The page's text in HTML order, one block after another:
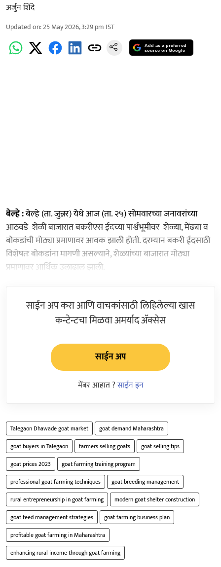
अर्जुन शिंदे
Updated on:25 May 2026, 3:29 pm IST
Add as a preferred
source on Google
बेल्हे :बेल्हे (ता. जुन्नर) येथे आज (ता. २५) सोमवारच्या जनावरांच्या
आठवडे शेळी बाजारात बकरीएस ईदच्या पार्श्वभूमीवर शेळ्या, मेंढ्या व
बोकडांची मोठ्या प्रमाणावर आवक झाली होती. दरम्यान बकरी ईदसाठी
विशेषतः बोकडांना मागणी असल्याने, शेळ्यांच्या बाजारात मोठ्या
प्रमाणावर आर्थिक उलाढाल झाली.
साईन अप करा आणि वाचकांसाठी लिहिलेल्या खास
कन्टेन्टचा मिळवा अमर्याद ॲक्सेस
साईन अप
मेंबर आहात ?साईन इन
Talegaon Dhawade goat market
goat demand Maharashtra
goat buyers in Talegaon
farmers selling goats
goat selling tips
goat prices 2023
goat farming training program
professional goat farming techniques
goat breeding management
rural entrepreneurship in goat farming
modern goat shelter construction
goat feed management strategies
goat farming business plan
profitable goat farming in Maharashtra
enhancing rural income through goat farming